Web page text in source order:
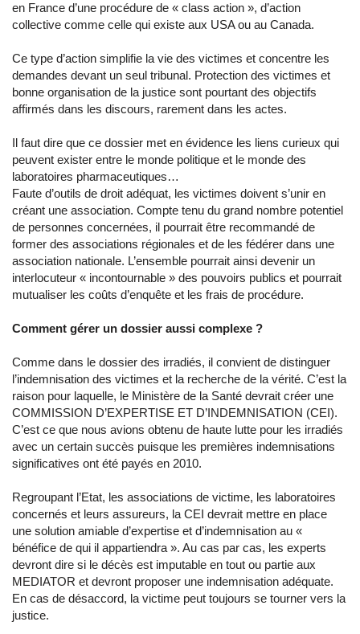
en France d’une procédure de « class action », d’action
collective comme celle qui existe aux USA ou au Canada.
Ce type d’action simplifie la vie des victimes et concentre les
demandes devant un seul tribunal. Protection des victimes et
bonne organisation de la justice sont pourtant des objectifs
affirmés dans les discours, rarement dans les actes.
Il faut dire que ce dossier met en évidence les liens curieux qui
peuvent exister entre le monde politique et le monde des
laboratoires pharmaceutiques…
Faute d’outils de droit adéquat, les victimes doivent s’unir en
créant une association. Compte tenu du grand nombre potentiel
de personnes concernées, il pourrait être recommandé de
former des associations régionales et de les fédérer dans une
association nationale. L’ensemble pourrait ainsi devenir un
interlocuteur « incontournable » des pouvoirs publics et pourrait
mutualiser les coûts d’enquête et les frais de procédure.
Comment gérer un dossier aussi complexe ?
Comme dans le dossier des irradiés, il convient de distinguer
l’indemnisation des victimes et la recherche de la vérité. C’est la
raison pour laquelle, le Ministère de la Santé devrait créer une
COMMISSION D’EXPERTISE ET D’INDEMNISATION (CEI).
C’est ce que nous avions obtenu de haute lutte pour les irradiés
avec un certain succès puisque les premières indemnisations
significatives ont été payés en 2010.
Regroupant l’Etat, les associations de victime, les laboratoires
concernés et leurs assureurs, la CEI devrait mettre en place
une solution amiable d’expertise et d’indemnisation au «
bénéfice de qui il appartiendra ». Au cas par cas, les experts
devront dire si le décès est imputable en tout ou partie aux
MEDIATOR et devront proposer une indemnisation adéquate.
En cas de désaccord, la victime peut toujours se tourner vers la
justice.